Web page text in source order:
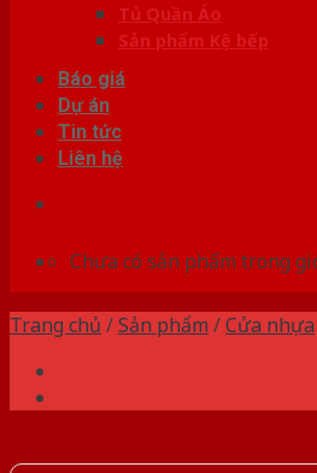
Tủ Quần Áo
Sản phẩm Kệ bếp
Báo giá
Dự án
Tin tức
Liên hệ
Chưa có sản phẩm trong
Trang chủ /Sản phẩm /Cửa nhựa